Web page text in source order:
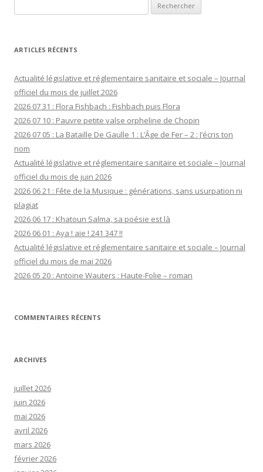
ARTICLES RÉCENTS
Actualité législative et réglementaire sanitaire et sociale – Journal
officiel du mois de juillet 2026
2026 07 31 : Flora Fishbach : Fishbach puis Flora
2026 07 10 : Pauvre petite valse orpheline de Chopin
2026 07 05 : La Bataille De Gaulle 1 : L’Âge de Fer – 2 : J’écris ton
nom
Actualité législative et réglementaire sanitaire et sociale – Journal
officiel du mois de juin 2026
2026 06 21 : Fête de la Musique : générations, sans usurpation ni
plagiat
2026 06 17 : Khatoun Salma, sa poésie est là
2026 06 01 : Aya ! aïe ! 241 347 !!
Actualité législative et réglementaire sanitaire et sociale – Journal
officiel du mois de mai 2026
2026 05 20 : Antoine Wauters : Haute-Folie – roman
COMMENTAIRES RÉCENTS
ARCHIVES
juillet 2026
juin 2026
mai 2026
avril 2026
mars 2026
février 2026